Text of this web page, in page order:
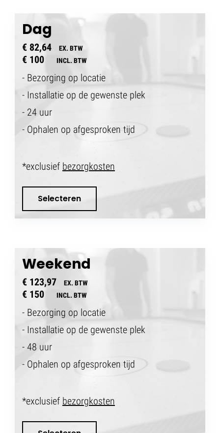
Dag
€ 82,64 EX. BTW
€ 100 INCL. BTW
- Bezorging op locatie
- Installatie op de gewenste plek
- 24 uur
- Ophalen op afgesproken tijd
*exclusief bezorgkosten
Selecteren
Weekend
€ 123,97 EX. BTW
€ 150 INCL. BTW
- Bezorging op locatie
- Installatie op de gewenste plek
- 48 uur
- Ophalen op afgesproken tijd
*exclusief bezorgkosten